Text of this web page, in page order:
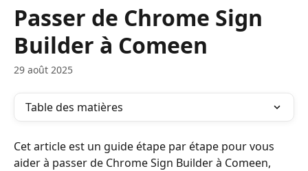
Passer de Chrome Sign
Builder à Comeen
29 août 2025
Table des matières
Cet article est un guide étape par étape pour vous
aider à passer de Chrome Sign Builder à Comeen,